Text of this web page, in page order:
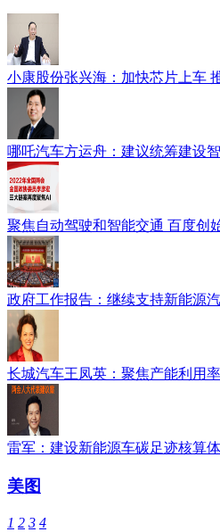
小康股份张兴海：加快芯片上车
哪吒汽车方运舟：建议统筹建设
聚焦自动驾驶和智能交通 百度创
政府工作报告：继续支持新能源
长城汽车王凤英：聚焦产能利用
雷军：建设新能源车碳足迹核算
美图
1 2 3 4